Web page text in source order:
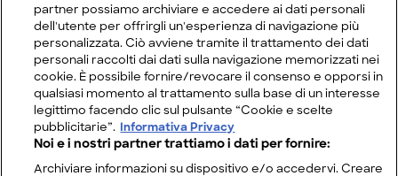
partner possiamo archiviare e accedere ai dati personali
dell'utente per offrirgli un'esperienza di navigazione più
personalizzata. Ciò avviene tramite il trattamento dei dati
personali raccolti dai dati sulla navigazione memorizzati nei
cookie. È possibile fornire/revocare il consenso e opporsi in
qualsiasi momento al trattamento sulla base di un interesse
legittimo facendo clic sul pulsante “Cookie e scelte
pubblicitarie”.
Informativa Privacy
Noi e i nostri partner trattiamo i dati per fornire:
Archiviare informazioni su dispositivo e/o accedervi. Creare